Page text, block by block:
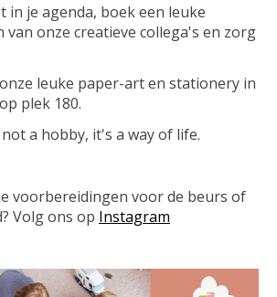
in je agenda, boek een leuke
van onze creatieve collega's en zorg
leuke paper-art en stationery in
plek 180.
a hobby, it's a way of life.
voorbereidingen voor de beurs of
Volg ons op Instagram